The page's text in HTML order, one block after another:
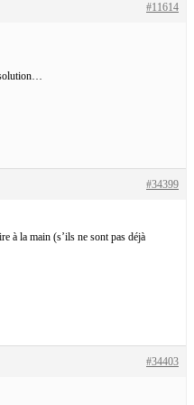
#11614
solution…
#34399
à la main (s’ils ne sont pas déjà
#34403